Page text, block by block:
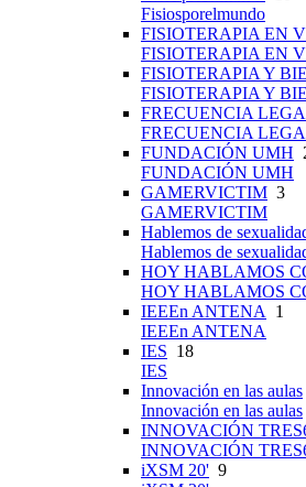
Fisiosporelmundo
FISIOTERAPIA EN
FISIOTERAPIA EN
FISIOTERAPIA Y
FISIOTERAPIA Y
FRECUENCIA
FRECUENCIA
FUNDACIÓN UMH
FUNDACIÓN UMH
GAMERVICTIM 3
GAMERVICTIM
Hablemos de
Hablemos de
HOY HABLAMOS
HOY HABLAMOS
IEEEn ANTENA
1
IEEEn ANTENA
IES 18
IES
Innovación en las aulas
Innovación en las aulas
INNOVACIÓN
INNOVACIÓN
iXSM 20' 9